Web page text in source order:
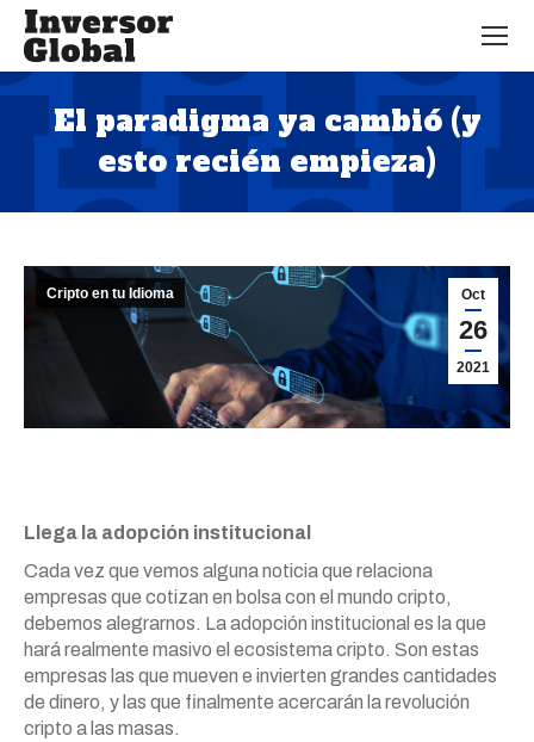
El paradigma ya cambió (y
esto recién empieza)
Estás aquí:
Oct
26
2021
Cripto en tu Idioma
Llega la adopción institucional
Cada vez que vemos alguna noticia que relaciona
empresas que cotizan en bolsa con el mundo cripto,
debemos alegrarnos. La adopción institucional es la que
hará realmente masivo el ecosistema cripto. Son estas
empresas las que mueven e invierten grandes cantidades
de dinero, y las que finalmente acercarán la revolución
cripto a las masas.